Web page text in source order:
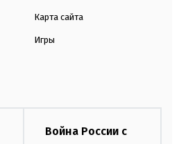
Карта сайта
Игры
Война России с